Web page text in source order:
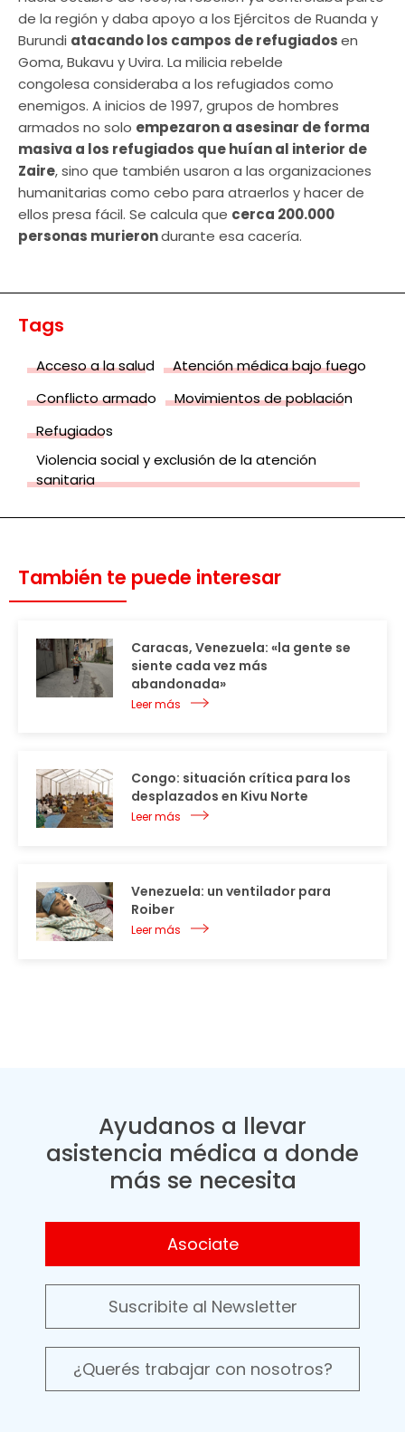
de la región y daba apoyo a los Ejércitos de Ruanda y
Burundi atacando los campos de refugiadosen
Goma, Bukavu y Uvira. La milicia rebelde
congolesa consideraba a los refugiados como
enemigos. A inicios de 1997, grupos de hombres
armados no solo empezaron a asesinar de forma
masiva a los refugiados que huían al interior de
Zaire, sino que también usaron a las organizaciones
humanitarias como cebo para atraerlos y hacer de
ellos presa fácil. Se calcula que cerca 200.000
personas murierondurante esa cacería.
Tags
Acceso a la salud
Atención médica bajo fuego
Conflicto armado
Movimientos de población
Refugiados
Violencia social y exclusión de la atención
sanitaria
También te puede interesar
Caracas, Venezuela: «la gente se
siente cada vez más
abandonada»
Leer más
Congo: situación crítica para los
desplazados en Kivu Norte
Leer más
Venezuela: un ventilador para
Roiber
Leer más
Ayudanos a llevar
asistencia médica a donde
más se necesita
Asociate
Suscribite al Newsletter
¿Querés trabajar con nosotros?